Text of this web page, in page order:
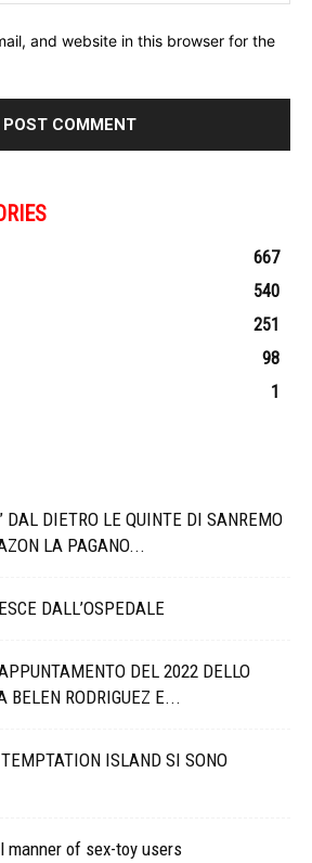
and website in this browser for the
667
540
251
98
1
DAL DIETRO LE QUINTE DI SANREMO
LA PAGANO...
DALL’OSPEDALE
DEL 2022 DELLO
BELEN RODRIGUEZ E...
ISLAND SI SONO
manner of sex-toy users